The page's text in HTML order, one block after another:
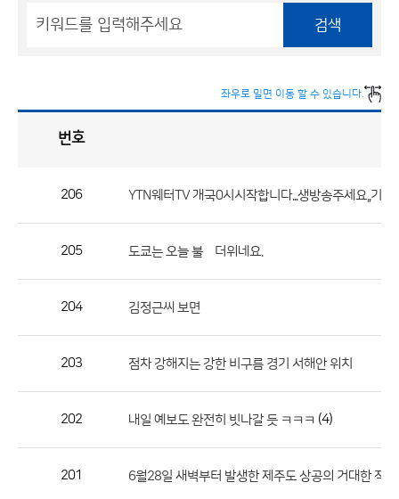
검색
좌우로 밀면 이동 할 수 있습니다.
론
호,
번호
206 YTN웨터TV 개국0시시작합니다...생방송주세요,,기상
205 도쿄는 오늘 불볓더위네요.
204 김정근씨 보면
203 점차 강해지는 강한 비구름 경기 서해안 위치
202 내일 예보도 완전히 빗나갈 듯 ㅋㅋㅋ (4)
201 6월28일 새벽부터 발생한 제주도 상공의 거대한 적